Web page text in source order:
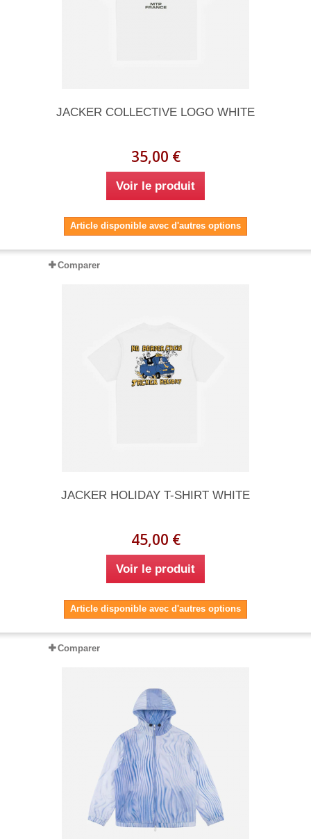
JACKER COLLECTIVE LOGO WHITE
35,00 €
Voir le produit
Article disponible avec d'autres options
Comparer
JACKER HOLIDAY T-SHIRT WHITE
45,00 €
Voir le produit
Article disponible avec d'autres options
Comparer